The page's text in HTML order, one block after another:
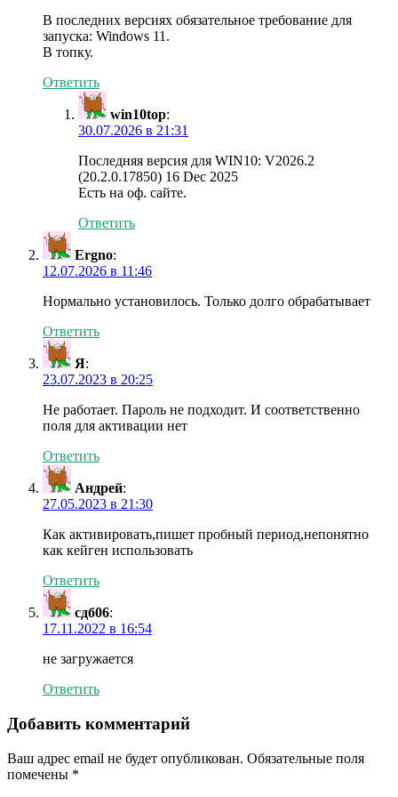
В последних версиях обязательное требование для
запуска: Windows 11.
В топку.
Ответить
win10top:
30.07.2026 в 21:31
Последняя версия для WIN10: V2026.2
(20.2.0.17850) 16 Dec 2025
Есть на оф. сайте.
Ответить
Ergno:
12.07.2026 в 11:46
Нормально установилось. Только долго обрабатывает
Ответить
Я:
23.07.2023 в 20:25
Не работает. Пароль не подходит. И соответственно
поля для активации нет
Ответить
Андрей:
27.05.2023 в 21:30
Как активировать,пишет пробный период,непонятно
как кейген использовать
Ответить
сдб06:
17.11.2022 в 16:54
не загружается
Ответить
Добавить комментарий
Ваш адрес email не будет опубликован. Обязательные поля
помечены *